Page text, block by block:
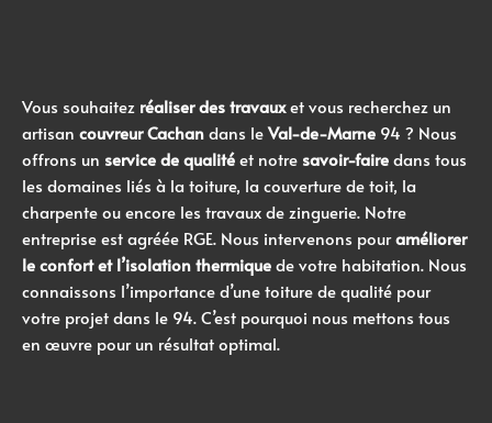
Vous souhaitez réaliser des travauxet vous recherchez un
artisan couvreur Cachan dans leVal-de-Marne 94 ? Nous
offrons un service de qualité et notre savoir-faire dans tous
les domaines liés à la toiture, la couverture de toit, la
charpente ou encore les travaux de zinguerie. Notre
entreprise est agréée RGE. Nous intervenons pouraméliorer
le confort et l’isolation thermique de votre habitation. Nous
connaissons l’importance d’une toiture de qualité pour
votre projet dans le 94. C’est pourquoi nous mettons tous
en œuvre pour un résultat optimal.